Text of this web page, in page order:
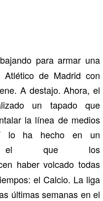
para armar una
de Madrid con
A destajo. Ahora, el
un tapado que
la línea de medios
lo ha hecho en un
el que los
haber volcado todas
el Calcio. La liga
últimas semanas en el